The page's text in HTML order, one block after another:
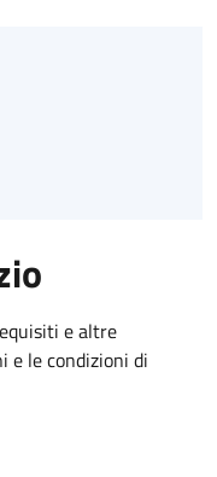
e altre
e le condizioni di